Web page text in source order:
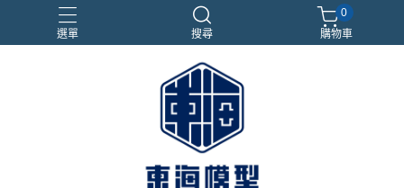
選單 搜尋
合金車
閃電霹靂車
電子雞/塔麻可吉/塔麻歌子
0
購物車